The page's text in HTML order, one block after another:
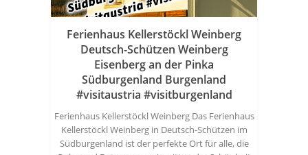
Ferienhaus Kellerstöckl Weinberg
Deutsch-Schützen Weinberg
Eisenberg an der Pinka
Südburgenland Burgenland
#visitaustria #visitburgenland
Ferienhaus Kellerstöckl Weinberg Das Ferienhaus
Kellerstöckl Weinberg in Deutsch-Schützen im
Südburgenland ist der perfekte Ort für alle, die